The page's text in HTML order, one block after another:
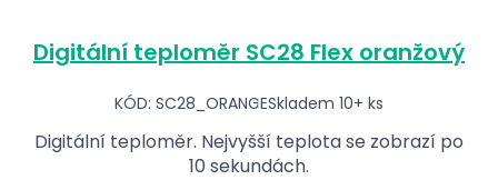
Digitální teploměr SC28 Flex oranžový
KÓD: SC28_ORANGESkladem 10+ ks
Digitální teploměr. Nejvyšší teplota se zobrazí po
10 sekundách.